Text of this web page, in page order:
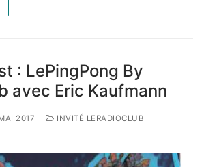
: LePingPong By
avec Eric Kaufmann
2017
INVITÉ LERADIOCLUB